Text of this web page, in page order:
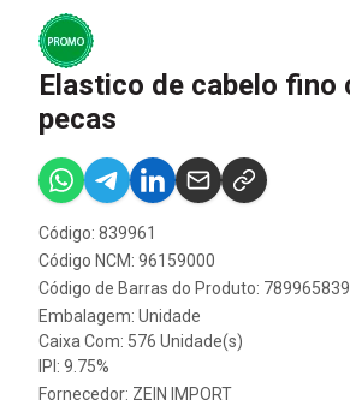
Elastico de cabelo fino
pecas
Código: 839961
Código NCM: 96159000
Código de Barras do Produto:
Embalagem: Unidade
Caixa Com: 576 Unidade(s)
IPI: 9.75%
Fornecedor: ZEIN IMPORT